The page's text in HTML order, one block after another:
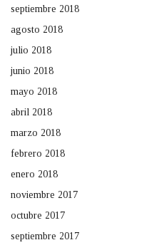
septiembre 2018
agosto 2018
julio 2018
junio 2018
mayo 2018
abril 2018
marzo 2018
febrero 2018
enero 2018
noviembre 2017
octubre 2017
septiembre 2017